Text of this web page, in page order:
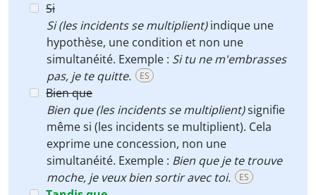
Si
Si (les incidents se multiplient)indique une
hypothèse, une condition et non une
simultanéité. Exemple : Si tu ne m'embrasses
pas, je te quitte.
ES
Bien que
Bien que (les incidents se multiplient)signifie
même si (les incidents se multiplient). Cela
exprime une concession, non une
simultanéité. Exemple : Bien que je te trouve
moche, je veux bien sortir avec toi.
ES